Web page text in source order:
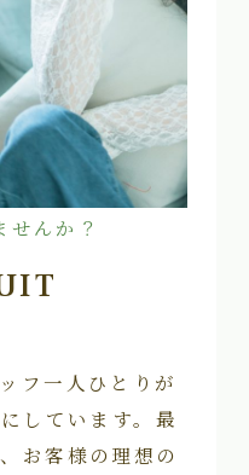
せんか？
フ一人ひとりが
しています。最
お客様の理想の